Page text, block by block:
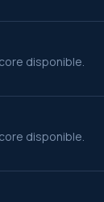
disponible.
disponible.